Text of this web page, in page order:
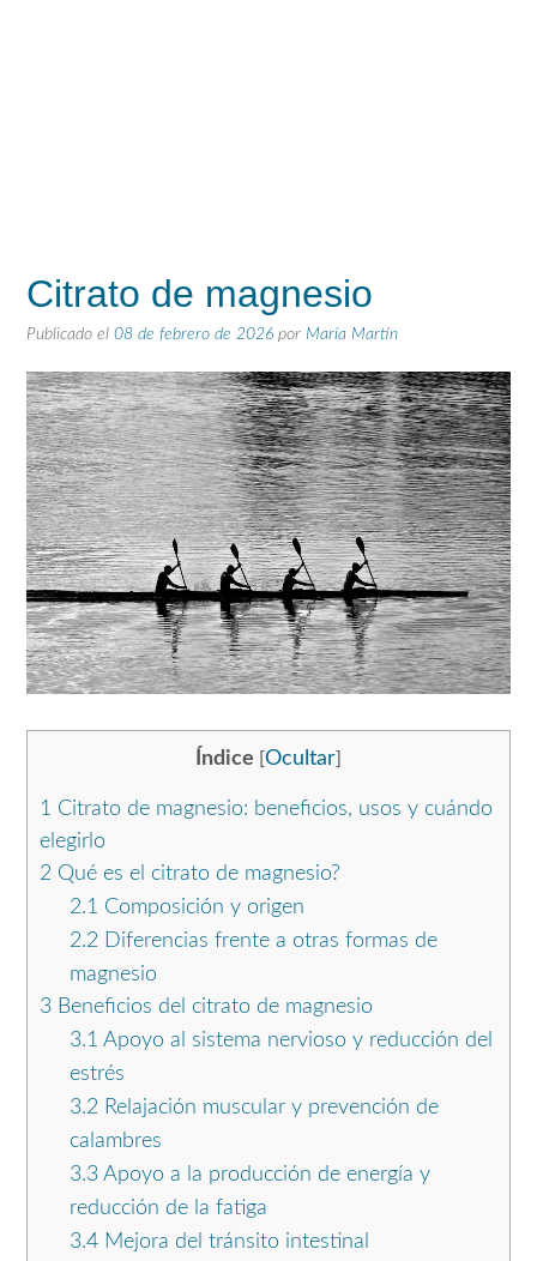
Citrato de magnesio
Publicado el 08 de febrero de 2026 por María Martín
Índice Ocultar
1 Citrato de magnesio: beneficios, usos y cuándo
elegirlo
2 Qué es el citrato de magnesio?
2.1 Composición y origen
2.2Diferencias frente a otras formas de
magnesio
3 Beneficios del citrato de magnesio
3.1 Apoyo al sistema nervioso y reducción del
estrés
3.2Relajación muscular y prevención de
calambres
3.3Apoyo a la producción de energía y
reducción de la fatiga
3.4Mejora del tránsito intestinal